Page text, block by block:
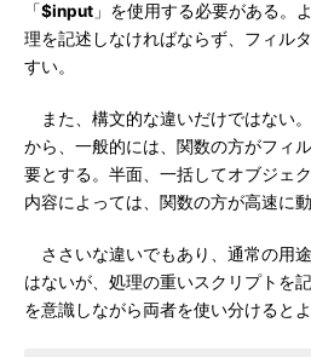
「$input 」を使用する必要がある。
理を記述しなければならず、フィル
すい。
また、構文的な違いだけではない
から、一般的には、関数の方がフィ
要とする。半面、一括してオブジェ
内容によっては、関数の方が高速に
ささいな違いでもあり、通常の用
はないが、処理の重いスクリプトを
を意識しながら両者を使い分けるとよ